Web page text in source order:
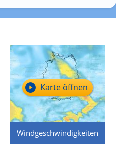
Windgeschwindigkeiten
Karte öffnen